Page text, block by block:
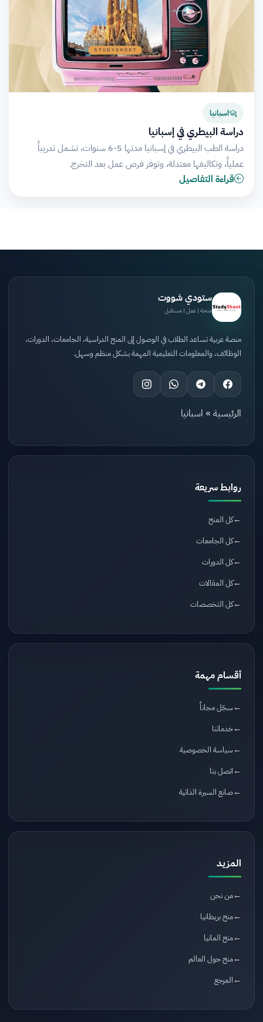
اسبانيا
دراسة البيطري في إسبانيا
دراسة الطب البيطري في إسبانيا مدتها 5-6 سنوات، تشمل تدريباً
عملياً، وتكاليفها معتدلة، وتوفر فرص عمل بعد التخرج.
قراءة التفاصيل
ستودي شووت
منحة | عمل | مستقبل
منصة عربية تساعد الطلاب في الوصول إلى المنح الدراسية، الجامعات، الدورات،
الوظائف، والمعلومات التعليمية المهمة بشكل منظم وسهل.
الرئيسية » اسبانيا
روابط سريعة
كل المنح
كل الجامعات
كل الدورات
كل المقالات
كل التخصصات
أقسام مهمة
سجّل مجاناً
خدماتنا
سياسة الخصوصية
اتصل بنا
صانع السيرة الذاتية
المزيد
من نحن
منح بريطانيا
منح المانيا
منح حول العالم
المرجع